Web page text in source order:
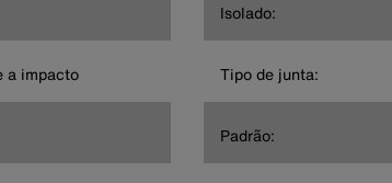
a impacto
Isolado:
Tipo de junta:
Padrão: